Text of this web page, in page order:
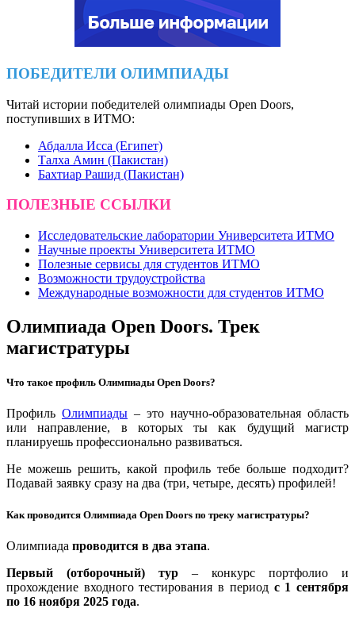
ПОБЕДИТЕЛИ ОЛИМПИАДЫ
Читай истории победителей олимпиады Open Doors,
поступивших в ИТМО:
Абдалла Исса (Египет)
Талха Амин (Пакистан)
Бахтиар Рашид (Пакистан)
ПОЛЕЗНЫЕ ССЫЛКИ
Исследовательские лаборатории Университета ИТМО
Научные проекты Университета ИТМО
Полезные сервисы для студентов ИТМО
Возможности трудоустройства
Международные возможности для студентов ИТМО
Олимпиада Open Doors. Трек
магистратуры
Что такое профиль Олимпиады Open Doors?
Профиль Олимпиады – это научно-образовательная область
или направление, в которых ты как будущий магистр
планируешь профессионально развиваться.
Не можешь решить, какой профиль тебе больше подходит?
Подавай заявку сразу на два (три, четыре, десять) профилей!
Как проводится Олимпиада Open Doors по треку магистратуры?
Олимпиада проводится в два этапа.
Первый (отборочный) тур – конкурс портфолио и
прохождение входного тестирования в период с 1 сентября
по 16 ноября 2025 года.